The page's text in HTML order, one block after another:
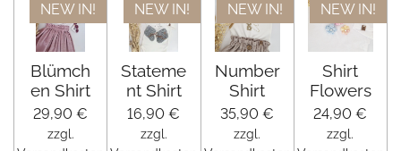
NEW IN!
Blümch
en Shirt
29,90 €
zzgl.
NEW IN!
Stateme
nt Shirt
16,90 €
zzgl.
NEW IN!
Number
Shirt
35,90 €
zzgl.
NEW IN!
Shirt
Flowers
24,90 €
zzgl.